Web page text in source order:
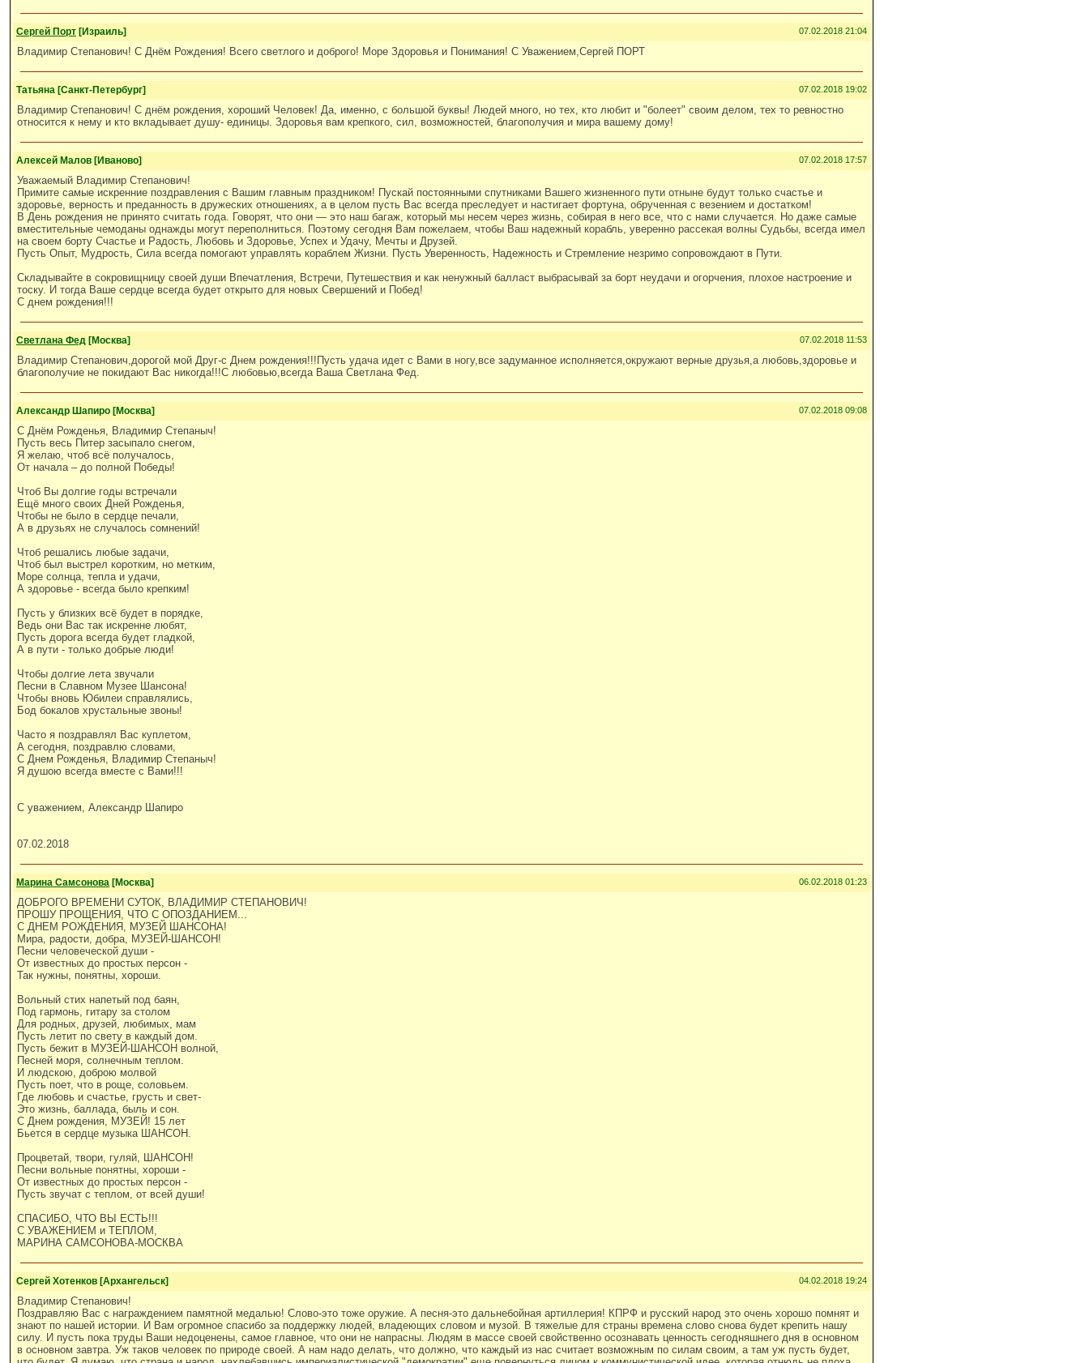
Сергей Порт [Израиль] 07.02.2018 21:04
Владимир Степанович! С Днём Рождения! Всего светлого и доброго! Море Здоровья и Понимания! С Уважением,Сергей ПОРТ
Татьяна [Санкт-Петербург] 07.02.2018 19:02
Владимир Степанович! С днём рождения, хороший Человек! Да, именно, с большой буквы! Людей много, но тех, кто любит и "болеет" своим делом, тех то ревностно
относится к нему и кто вкладывает душу- единицы. Здоровья вам крепкого, сил, возможностей, благополучия и мира вашему дому!
Алексей Малов [Иваново] 07.02.2018 17:57
Уважаемый Владимир Степанович!
Примите самые искренние поздравления с Вашим главным праздником! Пускай постоянными спутниками Вашего жизненного пути отныне будут только счастье и
здоровье, верность и преданность в дружеских отношениях, а в целом пусть Вас всегда преследует и настигает фортуна, обрученная с везением и достатком!
В День рождения не принято считать года. Говорят, что они — это наш багаж, который мы несем через жизнь, собирая в него все, что с нами случается. Но даже самые
вместительные чемоданы однажды могут переполниться. Поэтому сегодня Вам пожелаем, чтобы Ваш надежный корабль, уверенно рассекая волны Судьбы, всегда имел
на своем борту Счастье и Радость, Любовь и Здоровье, Успех и Удачу, Мечты и Друзей.
Пусть Опыт, Мудрость, Сила всегда помогают управлять кораблем Жизни. Пусть Уверенность, Надежность и Стремление незримо сопровождают в Пути.
Складывайте в сокровищницу своей души Впечатления, Встречи, Путешествия и как ненужный балласт выбрасывай за борт неудачи и огорчения, плохое настроение и
тоску. И тогда Ваше сердце всегда будет открыто для новых Свершений и Побед!
С днем рождения!!!
Светлана Фед [Москва] 07.02.2018 11:53
Владимир Степанович,дорогой мой Друг-с Днем рождения!!!Пусть удача идет с Вами в ногу,все задуманное исполняется,окружают верные друзья,а любовь,здоровье и
благополучие не покидают Вас никогда!!!С любовью,всегда Ваша Светлана Фед.
Александр Шапиро [Москва] 07.02.2018 09:08
С Днём Рожденья, Владимир Степаныч!
Пусть весь Питер засыпало снегом,
Я желаю, чтоб всё получалось,
От начала – до полной Победы!
Чтоб Вы долгие годы встречали
Ещё много своих Дней Рожденья,
Чтобы не было в сердце печали,
А в друзьях не случалось сомнений!
Чтоб решались любые задачи,
Чтоб был выстрел коротким, но метким,
Море солнца, тепла и удачи,
А здоровье - всегда было крепким!
Пусть у близких всё будет в порядке,
Ведь они Вас так искренне любят,
Пусть дорога всегда будет гладкой,
А в пути - только добрые люди!
Чтобы долгие лета звучали
Песни в Славном Музее Шансона!
Чтобы вновь Юбилеи справлялись,
Бод бокалов хрустальные звоны!
Часто я поздравлял Вас куплетом,
А сегодня, поздравлю словами,
С Днем Рожденья, Владимир Степаныч!
Я душою всегда вместе с Вами!!!
С уважением, Александр Шапиро
07.02.2018
Марина Самсонова [Москва] 06.02.2018 01:23
ДОБРОГО ВРЕМЕНИ СУТОК, ВЛАДИМИР СТЕПАНОВИЧ!
ПРОШУ ПРОЩЕНИЯ, ЧТО С ОПОЗДАНИЕМ...
С ДНЕМ РОЖДЕНИЯ, МУЗЕЙ ШАНСОНА!
Мира, радости, добра, МУЗЕЙ-ШАНСОН!
Песни человеческой души -
От известных до простых персон -
Так нужны, понятны, хороши.
Вольный стих напетый под баян,
Под гармонь, гитару за столом
Для родных, друзей, любимых, мам
Пусть летит по свету в каждый дом.
Пусть бежит в МУЗЕЙ-ШАНСОН волной,
Песней моря, солнечным теплом.
И людскою, доброю молвой
Пусть поет, что в роще, соловьем.
Где любовь и счастье, грусть и свет-
Это жизнь, баллада, быль и сон.
С Днем рождения, МУЗЕЙ! 15 лет
Бьется в сердце музыка ШАНСОН.
Процветай, твори, гуляй, ШАНСОН!
Песни вольные понятны, хороши -
От известных до простых персон -
Пусть звучат с теплом, от всей души!
СПАСИБО, ЧТО ВЫ ЕСТЬ!!!
С УВАЖЕНИЕМ и ТЕПЛОМ,
МАРИНА САМСОНОВА-МОСКВА
Сергей Хотенков [Архангельск] 04.02.2018 19:24
Владимир Степанович!
Поздравляю Вас с награждением памятной медалью! Слово-это тоже оружие. А песня-это дальнебойная артиллерия! КПРФ и русский народ это очень хорошо помнят и
знают по нашей истории. И Вам огромное спасибо за поддержку людей, владеющих словом и музой. В тяжелые для страны времена слово снова будет крепить нашу
силу. И пусть пока труды Ваши недоценены, самое главное, что они не напрасны. Людям в массе своей свойственно осознавать ценность сегодняшнего дня в основном
в основном завтра. Уж таков человек по природе своей. А нам надо делать, что должно, что каждый из нас считает возможным по силам своим, а там уж пусть будет,